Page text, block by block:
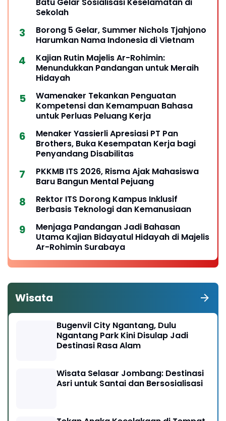
Batu Gelar Sosialisasi Keselamatan di
Sekolah
Borong 5 Gelar, Summer Nichols Tjahjono
Harumkan Nama Indonesia di Vietnam
Kajian Rutin Majelis Ar-Rohimin:
Menundukkan Pandangan untuk Meraih
Hidayah
Wamenaker Tekankan Penguatan
Kompetensi dan Kemampuan Bahasa
untuk Perluas Peluang Kerja
Menaker Yassierli Apresiasi PT Pan
Brothers, Buka Kesempatan Kerja bagi
Penyandang Disabilitas
PKKMB ITS 2026, Risma Ajak Mahasiswa
Baru Bangun Mental Pejuang
Rektor ITS Dorong Kampus Inklusif
Berbasis Teknologi dan Kemanusiaan
Menjaga Pandangan Jadi Bahasan
Utama Kajian Bidayatul Hidayah di Majelis
Ar-Rohimin Surabaya
Wisata
Bugenvil City Ngantang, Dulu
Ngantang Park Kini Disulap Jadi
Destinasi Rasa Alam
Wisata Selasar Jombang: Destinasi
Asri untuk Santai dan Bersosialisasi